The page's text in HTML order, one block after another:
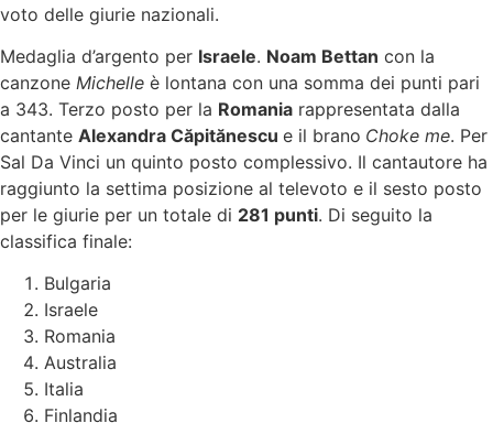
voto delle giurie nazionali.
Medaglia d’argento per Israele. Noam Bettan con la
canzone Michelle è lontana con una somma dei punti pari
a 343. Terzo posto per la Romania rappresentata dalla
cantante Alexandra Căpitănescu e il brano Choke me. Per
Sal Da Vinci un quinto posto complessivo. Il cantautore ha
raggiunto la settima posizione al televoto e il sesto posto
per le giurie per un totale di 281 punti. Di seguito la
classifica finale:
Bulgaria
Israele
Romania
Australia
Italia
Finlandia